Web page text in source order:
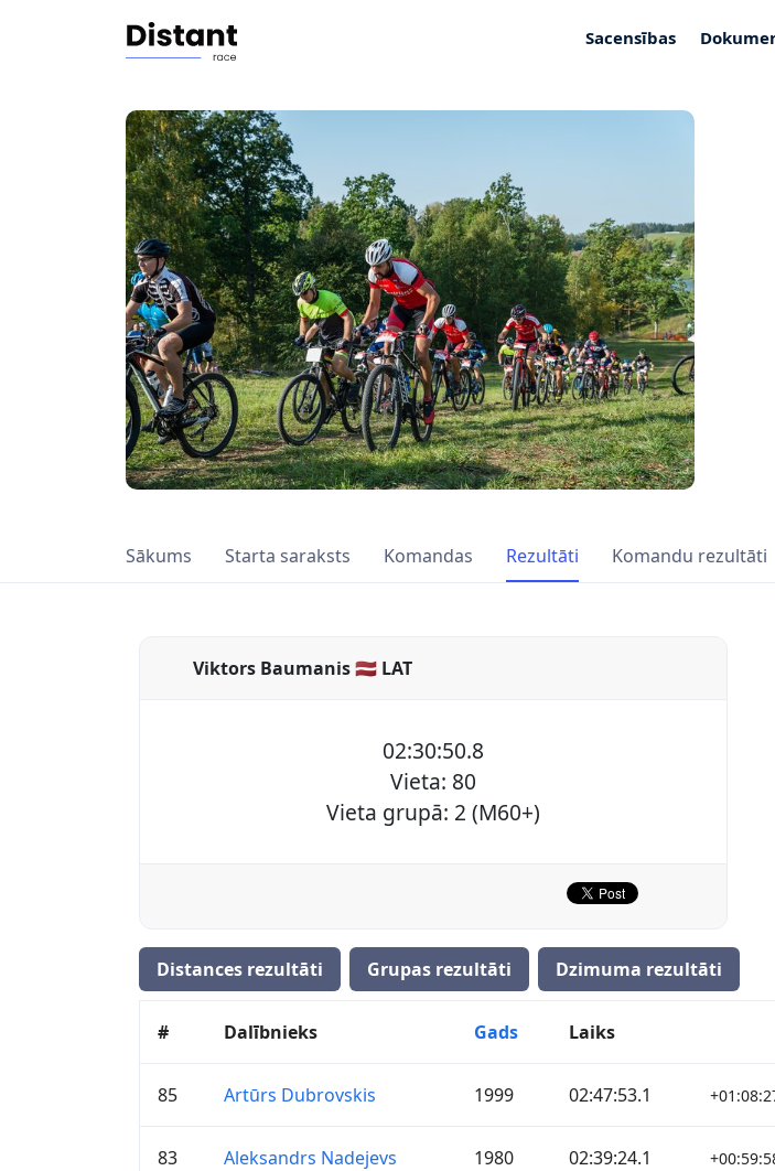
Sacensības
Sākums Starta saraksts Komandas Rezultāti Komandu rezultāti
Viktors Baumanis 🇱🇻 LAT
02:30:50.8
Vieta: 80
Vieta grupā: 2 (M60+)
Distances rezultāti Grupas rezultāti Dzimuma rezultāti
# Dalībnieks Gads Laiks
85 Artūrs Dubrovskis 1999 02:47:53.1
83 Aleksandrs Nadejevs 1980 02:39:24.1